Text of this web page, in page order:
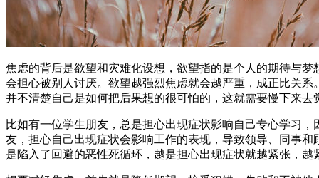
焦虑的背后是欲望和灾难化设想，欲望指的是个人的期待与
会担心被别人讨厌。欲望越强烈焦虑就会越严重，成正比关
并不清楚自己是如何把后果想的很可怕的，这就需要慢下来去
比如有一位学生朋友，总是担心出现症状影响自己专心学习
友，担心自己出现症状会影响工作的表现，导致领导、同事
是陷入了回避的恶性死循环，越是担心出现症状就越紧张，越